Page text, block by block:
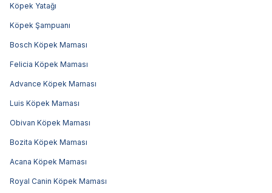
Köpek Yatağı
Köpek Şampuanı
Bosch Köpek Maması
Felicia Köpek Maması
Advance Köpek Maması
Luis Köpek Maması
Obivan Köpek Maması
Bozita Köpek Maması
Acana Köpek Maması
Royal Canin Köpek Maması